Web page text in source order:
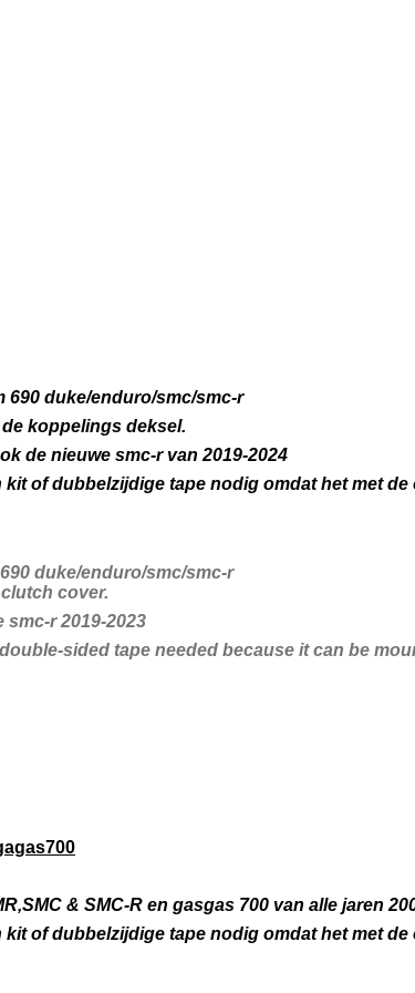
duke/enduro/smc/smc-r
koppelings deksel.
de nieuwe smc-r van 2019-2024
of dubbelzijdige tape nodig omdat het met
duke/enduro/smc/smc-r
cover.
smc-r 2019-2023
sided tape needed because it can be
& SMC-R en gasgas 700 van alle jaren
of dubbelzijdige tape nodig omdat het met